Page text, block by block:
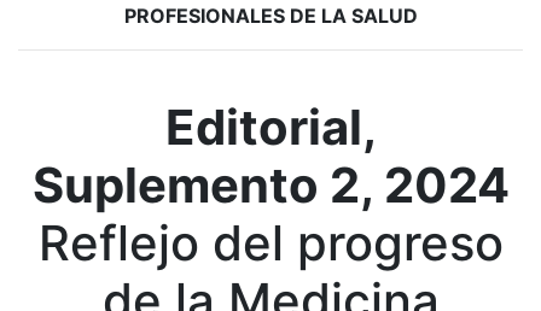
PROFESIONALES DE LA SALUD
Editorial,
Suplemento 2, 2024
Reflejo del progreso